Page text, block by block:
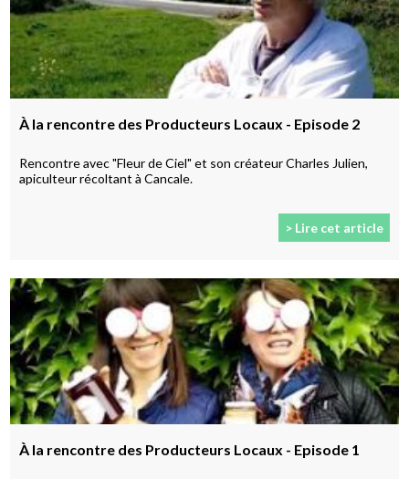
À la rencontre des Producteurs Locaux - Episode 2
Rencontre avec "Fleur de Ciel" et son créateur Charles Julien,
apiculteur récoltant à Cancale.
> Lire cet article
À la rencontre des Producteurs Locaux - Episode 1